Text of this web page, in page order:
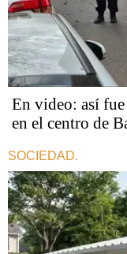
En video: así
en el centro de
SOCIEDAD.